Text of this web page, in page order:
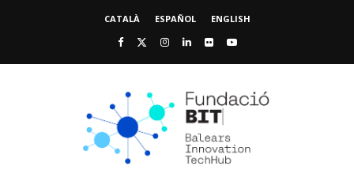
CATALÀ ESPAÑOL ENGLISH